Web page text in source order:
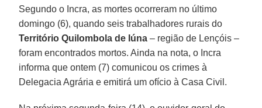
Segundo o Incra, as mortes ocorreram no último
domingo (6), quando seis trabalhadores rurais do
Território Quilombola de Iúna – região de Lençóis –
foram encontrados mortos. Ainda na nota, o Incra
informa que ontem (7) comunicou os crimes à
Delegacia Agrária e emitirá um ofício à Casa Civil.